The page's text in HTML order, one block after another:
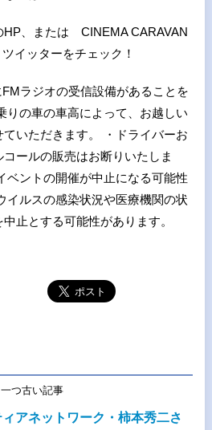
HP、または CINEMA CARAVAN
イッターをチェック！
ラジオの受信設備があることを
りの車の車高によって、お越しい
いただきます。 ・ドライバーお
ールの販売はお断りいたしま
ベントの開催が中止になる可能性
イルスの感染状況や医療機関の状
止とする可能性があります。
一つ古い記事
アネットワーク・柿本秀二さ